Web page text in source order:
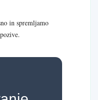
in spremljamo